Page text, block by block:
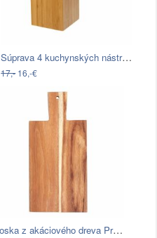
Súprava 4 kuchynských nástrojov z…
17,-16,-€
Doska z akáciového dreva Premier…